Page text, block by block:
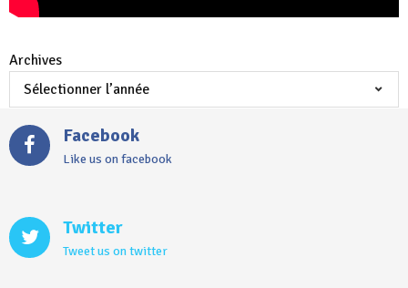
Archives
Facebook
Like us on facebook
Twitter
Tweet us on twitter